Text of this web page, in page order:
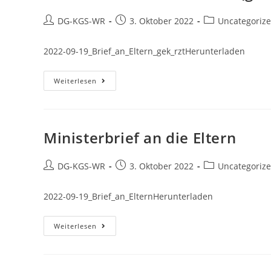
DG-KGS-WR 3. Oktober 2022
2022-09-19_Brief_an_Eltern_gek_rztHerunterladen
Weiterlesen
Ministerbrief an die Eltern
DG-KGS-WR 3. Oktober 2022
2022-09-19_Brief_an_ElternHerunterladen
Weiterlesen